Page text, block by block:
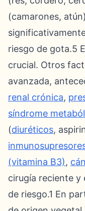
(camarones,
riesgo de gota.5
crucial. Otros
avanzada,
renal crónica,
síndrome
(diuréticos,
(vitamina B3),
cirugía reciente y
de riesgo.1 En